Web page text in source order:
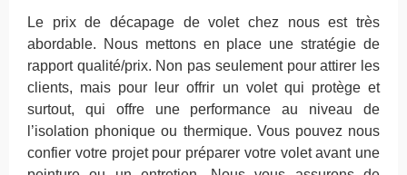
Le prix de décapage de volet chez nous est très
abordable. Nous mettons en place une stratégie de
rapport qualité/prix. Non pas seulement pour attirer les
clients, mais pour leur offrir un volet qui protège et
surtout, qui offre une performance au niveau de
l’isolation phonique ou thermique. Vous pouvez nous
confier votre projet pour préparer votre volet avant une